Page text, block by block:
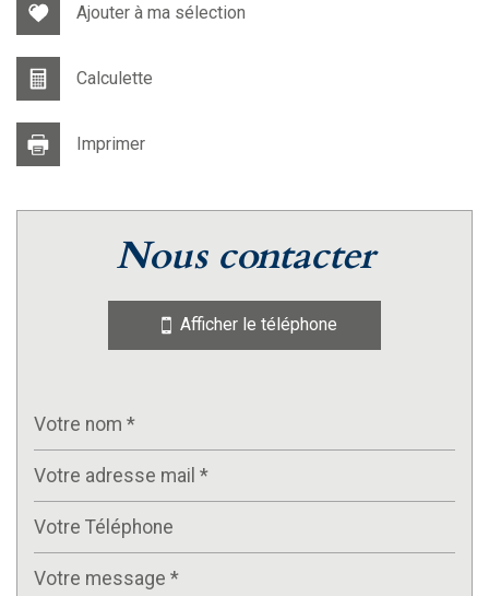
Ajouter à ma sélection
Calculette
Imprimer
nous contacter
Afficher le téléphone